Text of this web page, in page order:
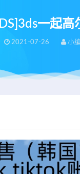
一起高
2021-07-26 小编